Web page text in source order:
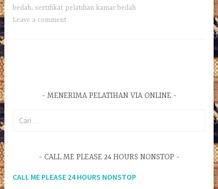
bedah,sertifikat pelatihan kamar bedah
Leave a comment
MENERIMA PELATIHAN VIA ONLINE
CALL ME PLEASE 24 HOURS NONSTOP
CALL ME PLEASE 24 HOURS NONSTOP